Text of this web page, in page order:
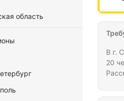
область
В г.
20